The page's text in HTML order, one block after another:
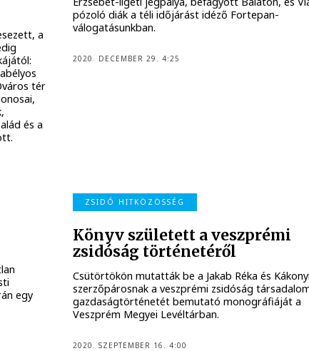
a
tér
és a
pózoló diák a téli időjárást idéző Fortepan-
válogatásunkban.
2020. DECEMBER 29. 4:25
egy
ZSIDÓ HITKÖZÖSSÉG
Könyv született a veszprémi
zsidóság történetéről
Csütörtökön mutatták be a Jakab Réka és
szerzőpárosnak a veszprémi zsidóság
gazdaságtörténetét bemutató monográfiáját a
Veszprém Megyei Levéltárban.
2020. SZEPTEMBER 16. 4:00